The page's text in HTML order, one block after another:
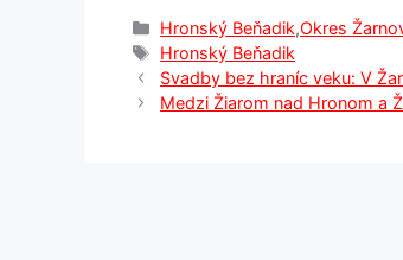
Kategórie
Hronský Beňadik,Okres
Značky
Hronský Beňadik
Svadby bez hraníc veku: V
Medzi Žiarom nad Hronom a